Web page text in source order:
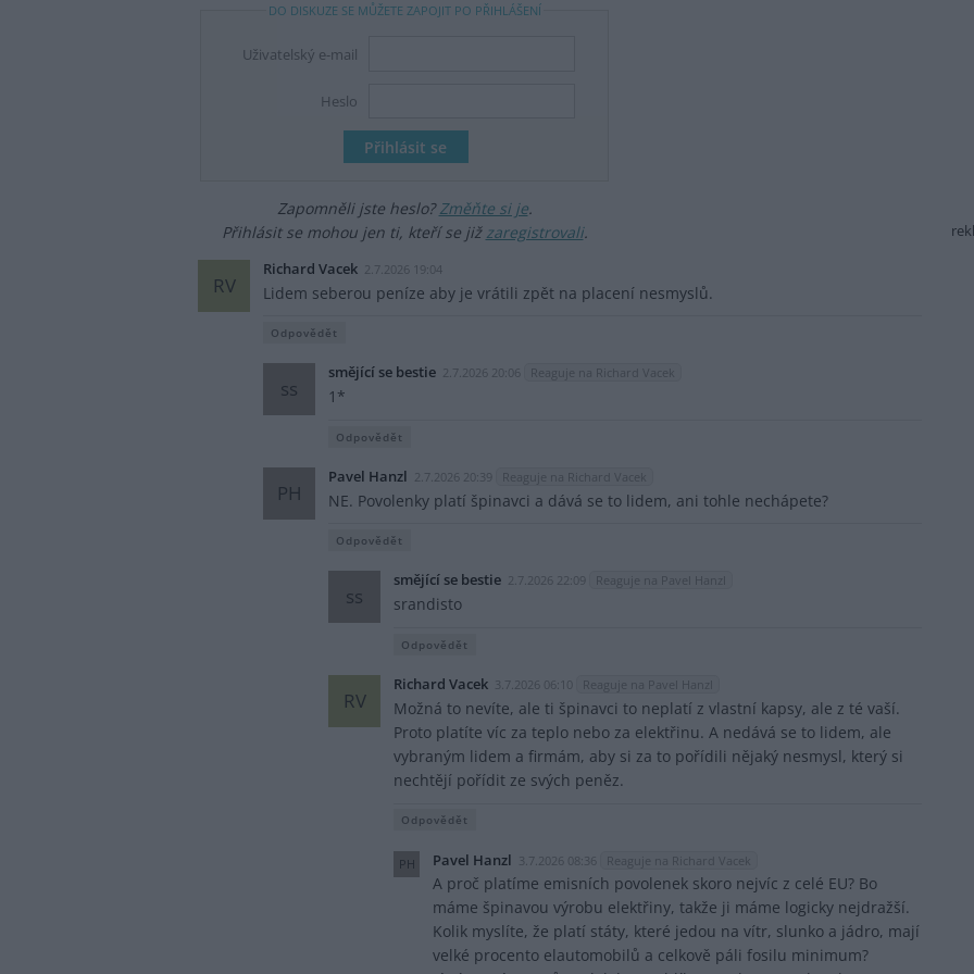
DO DISKUZE SE MŮŽETE ZAPOJIT PO PŘIHLÁŠENÍ
Uživatelský e-mail
Heslo
Zapomněli jste heslo?Změňte si je.
Přihlásit se mohou jen ti, kteří se již zaregistrovali.
RV
Richard Vacek 2.7.2026 19:04
Lidem seberou peníze aby je vrátili zpět na placení nesmyslů.
Odpovědět
ss
smějící se bestie 2.7.2026 20:06 Reaguje na Richard Vacek
1*
Odpovědět
PH
Pavel Hanzl 2.7.2026 20:39 Reaguje na Richard Vacek
NE. Povolenky platí špinavci a dává se to lidem, ani tohle nechápete?
Odpovědět
ss
smějící se bestie 2.7.2026 22:09 Reaguje na Pavel Hanzl
srandisto
Odpovědět
RV
Richard Vacek 3.7.2026 06:10 Reaguje na Pavel Hanzl
Možná to nevíte, ale ti špinavci to neplatí z vlastní kapsy, ale z té vaší.
Proto platíte víc za teplo nebo za elektřinu. A nedává se to lidem, ale
vybraným lidem a firmám, aby si za to pořídili nějaký nesmysl, který si
nechtějí pořídit ze svých peněz.
Odpovědět
PH Pavel Hanzl 3.7.2026 08:36 Reaguje na Richard Vacek
A proč platíme emisních povolenek skoro nejvíc z celé EU? Bo
máme špinavou výrobu elektřiny, takže ji máme logicky nejdražší.
Kolik myslíte, že platí státy, které jedou na vítr, slunko a jádro, mají
velké procento elautomobilů a celkově páli fosilu minimum?